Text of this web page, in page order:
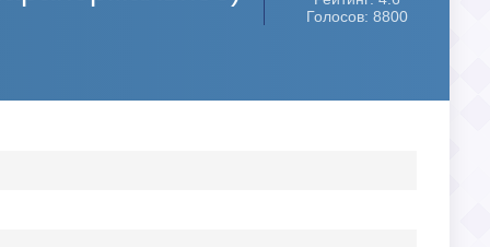
Голосов: 8800